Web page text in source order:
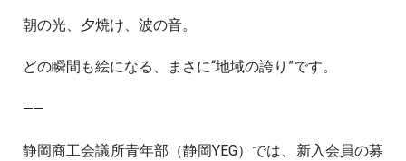
朝の光、夕焼け、波の音。
どの瞬間も絵になる、まさに“地域の誇り”です。
——
静岡商工会議所青年部（静岡YEG）では、新入会員の募